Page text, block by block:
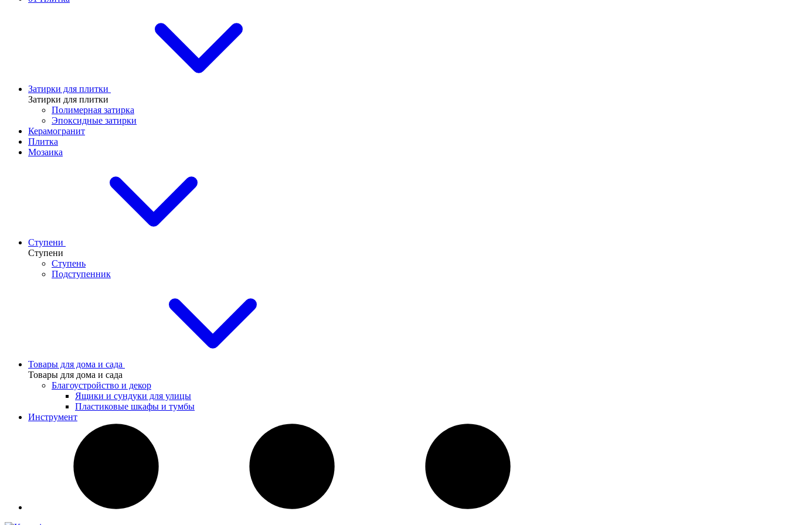
Затирки для плитки
Затирки для плитки
Полимерная затирка
Эпоксидные затирки
Керамогранит
Плитка
Мозаика
Ступени
Ступени
Ступень
Подступенник
Товары для дома и сада
Товары для дома и сада
Благоустройство и декор
Ящики и сундуки для улицы
Пластиковые шкафы и тумбы
Инструмент